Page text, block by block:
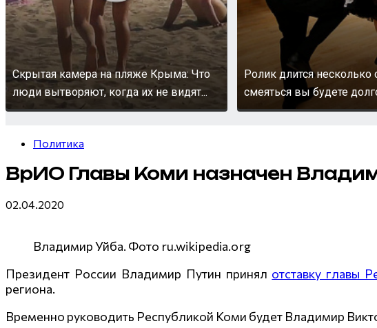
Скрытая камера на пляже Крыма: Что
люди вытворяют, когда их не видят...
Ролик длится несколько
смеяться вы будете
Политика
ВрИО Главы Коми назначен
02.04.2020
Владимир Уйба. Фото ru.wikipedia.org
Президент России Владимир Путин принял отставку главы
региона.
Временно руководить Республикой Коми будет Владимир